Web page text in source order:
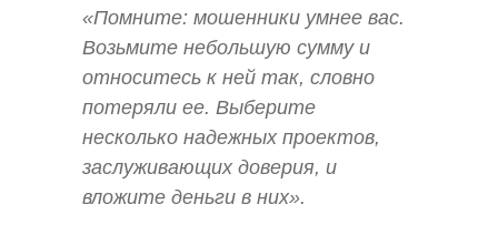
«Помните: мошенники умнее вас.
Возьмите небольшую сумму и
относитесь к ней так, словно
потеряли ее. Выберите
несколько надежных проектов,
заслуживающих доверия, и
вложите деньги в них».